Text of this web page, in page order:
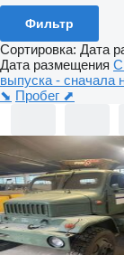
Фильтр
Сортировка: Дата
Дата размещения
выпуска - сначала
⬊ Пробег ⬈